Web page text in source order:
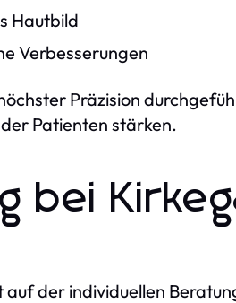
Hautbild
Verbesserungen
Präzision
Patienten stärken.
bei
auf der individuellen